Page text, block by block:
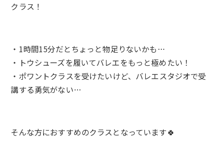
クラス！
・1時間15分だとちょっと物足りないかも…
・トウシューズを履いてバレエをもっと極めたい！
・ポワントクラスを受けたいけど、バレエスタジオで受
講する勇気がない…
そんな方におすすめのクラスとなっています🍀